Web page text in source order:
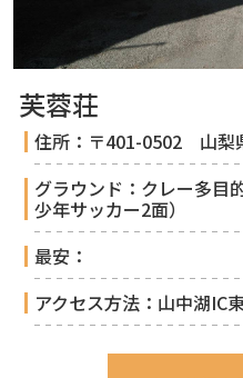
芙蓉荘
住所：〒401-0502 山梨
グラウンド：クレー多目
少年サッカー2面）
最安：
アクセス方法：山中湖IC